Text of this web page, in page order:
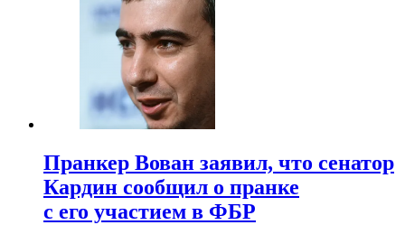
Пранкер Вован заявил, что сенатор
Кардин сообщил о пранке
с его участием в ФБР